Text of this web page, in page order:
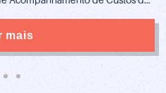
mais
2 3